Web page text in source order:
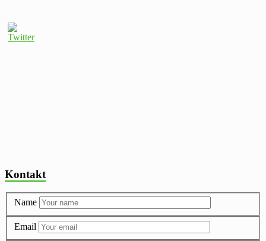
Kontakt
Name
Email